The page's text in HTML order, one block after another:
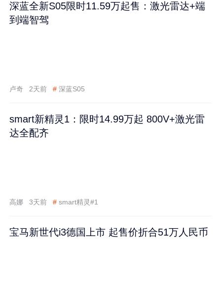
深蓝全新S05限时11.59万起售：激光雷达+端
到端智驾
卢奇 2天前 # 深蓝S05
smart新精灵1：限时14.99万起 800V+激光雷
达全配齐
高娜 3天前 # smart精灵#1
宝马新世代i3德国上市 起售价折合51万人民币